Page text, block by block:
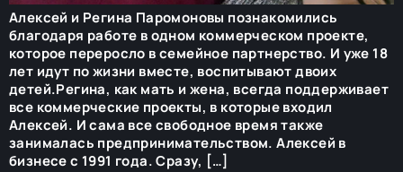
Алексей и Регина Паромоновы познакомились
благодаря работе в одном коммерческом проекте,
которое переросло в семейное партнерство. И уже 18
лет идут по жизни вместе, воспитывают двоих
детей.Регина, как мать и жена, всегда поддерживает
все коммерческие проекты, в которые входил
Алексей. И сама все свободное время также
занималась предпринимательством. Алексей в
бизнесе с 1991 года. Сразу, […]